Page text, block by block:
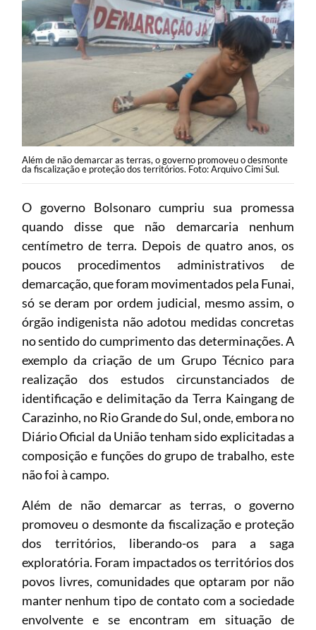
Além de não demarcar as terras, o governo promoveu o desmonte
da fiscalização e proteção dos territórios. Foto: Arquivo Cimi Sul.
O governo Bolsonaro cumpriu sua promessa
quando disse que não demarcaria nenhum
centímetro de terra. Depois de quatro anos, os
poucos procedimentos administrativos de
demarcação, que foram movimentados pela Funai,
só se deram por ordem judicial, mesmo assim, o
órgão indigenista não adotou medidas concretas
no sentido do cumprimento das determinações. A
exemplo da criação de um Grupo Técnico para
realização dos estudos circunstanciados de
identificação e delimitação da Terra Kaingang de
Carazinho, no Rio Grande do Sul, onde, embora no
Diário Oficial da União tenham sido explicitadas a
composição e funções do grupo de trabalho, este
não foi à campo.
Além de não demarcar as terras, o governo
promoveu o desmonte da fiscalização e proteção
dos territórios, liberando-os para a saga
exploratória. Foram impactados os territórios dos
povos livres, comunidades que optaram por não
manter nenhum tipo de contato com a sociedade
envolvente e se encontram em situação de